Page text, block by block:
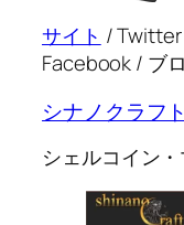
サイト /
Facebook / ブ
シナノクラフト
シェルコイン